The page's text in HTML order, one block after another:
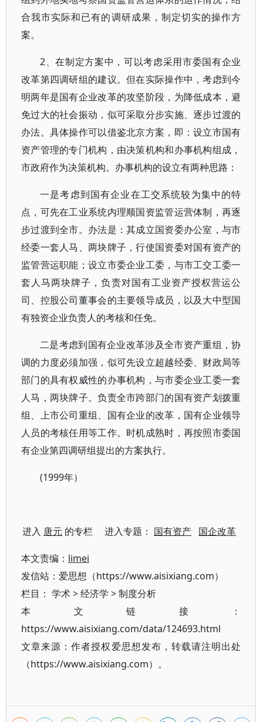
合我市实际和已有的调研成果，制定切实的操作方
案。
2、在制定方案中，可以考虑采用市委国有企业
改革第四调研组的建议。但在实际操作中，考虑到今
明两年是国有企业改革的攻坚阶段，为降低成本，避
免过大的社会振动，似可采取分步实施、逐步过渡的
办法。具体操作可以借鉴北京方案，即：设立市国有
资产管理的专门机构，由决策机构和办事机构组成，
市政府作为决策机构。办事机构的设立有两种思路：
一是考虑到国有企业在工交系统较为集中的特
点，可先在工业系统内理顺国资监管运营体制，再逐
步过渡到全市。办法是：其成立国资委办公室，与市
经委一套人马、两块牌子，行使国资委对国有资产的
监管营运职能；设立市委企业工委，与市工交工委一
套人马两块牌子，负责对国有工业资产授权营运公
司、控股公司董事会的主要领导成员，以及大中型国
有独资企业负责人的考核和任免。
二是考虑到国有企业改革涉及全市资产重组，协
调的力度必须加强，似可先设立超越经委、财政局等
部门的具有权威性的办事机构，与市委企业工委一套
人马，两块牌子。负责全市跨部门的国有资产划拨重
组、上市公司重组、国有企业的改革，国有企业领导
人员的考核任用等工作。时机成熟时，再按照市委国
有企业第四调研组提出的方案执行。
(1999年）
进入 唐元 的专栏 进入专题： 国有资产 国企改革
本文责编： limei
发信站：爱思想（https://www.aisixiang.com）
栏目： 学术>经济学 >制度分析
本文链接：
https://www.aisixiang.com/data/124693.html
文章来源：作者授权爱思想发布，转载请注明出处
（https://www.aisixiang.com）。